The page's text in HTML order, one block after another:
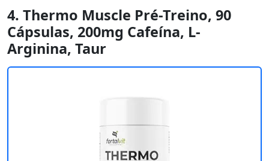
4. Thermo Muscle Pré-Treino, 90
Cápsulas, 200mg Cafeína, L-
Arginina, Taur